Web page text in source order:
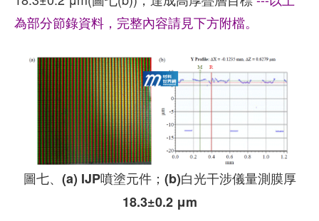
為部分節錄資料，完整內容請見下方附檔。
圖七、(a) IJP噴塗元件；(b)白光干涉儀量測膜厚
18.3±0.2 μm